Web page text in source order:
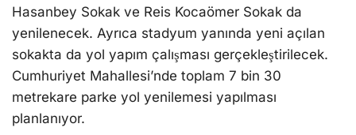
Hasanbey Sokak ve Reis Kocaömer Sokak da
yenilenecek. Ayrıca stadyum yanında yeni açılan
sokakta da yol yapım çalışması gerçekleştirilecek.
Cumhuriyet Mahallesi’nde toplam 7 bin 30
metrekare parke yol yenilemesi yapılması
planlanıyor.